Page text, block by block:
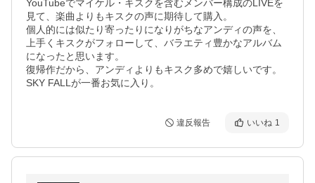
YouTubeでマイケル・キスクを含むメンバー構成のLIVEを
見て、楽曲よりもキスクの声に期待して購入。
個人的には似たり寄ったりになりがちなアンディの声を、
上手くキスクがフォローして、バラエティ豊かなアルバム
になったと思います。
復帰作だから、アンディよりもキスク多めで嬉しいです。
SKY FALLが一番お気に入り。
違反報告 いいね 1